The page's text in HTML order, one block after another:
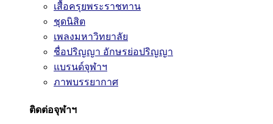
เสื้อครุยพระราชทาน
ชุดนิสิต
เพลงมหาวิทยาลัย
ชื่อปริญญา อักษรย่อปริญญา
แบรนด์จุฬาฯ
ภาพบรรยากาศ
ติดต่อจุฬาฯ